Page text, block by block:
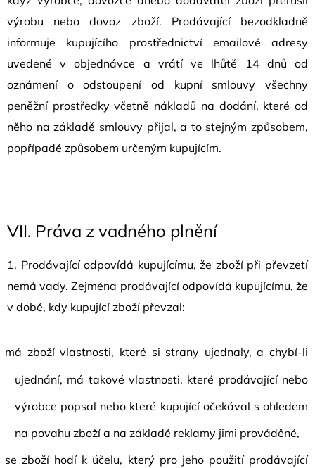
výrobu nebo dovoz zboží. Prodávající bezodkladně
informuje kupujícího prostřednictví emailové adresy
uvedené v objednávce a vrátí ve lhůtě 14 dnů od
oznámení o odstoupení od kupní smlouvy všechny
peněžní prostředky včetně nákladů na dodání, které od
něho na základě smlouvy přijal, a to stejným způsobem,
popřípadě způsobem určeným kupujícím.
VII. Práva z vadného plnění
1. Prodávající odpovídá kupujícímu, že zboží při převzetí
nemá vady. Zejména prodávající odpovídá kupujícímu, že
v době, kdy kupující zboží převzal:
má zboží vlastnosti, které si strany ujednaly, a chybí-li
ujednání, má takové vlastnosti, které prodávající nebo
výrobce popsal nebo které kupující očekával s ohledem
na povahu zboží a na základě reklamy jimi prováděné,
se zboží hodí k účelu, který pro jeho použití prodávající